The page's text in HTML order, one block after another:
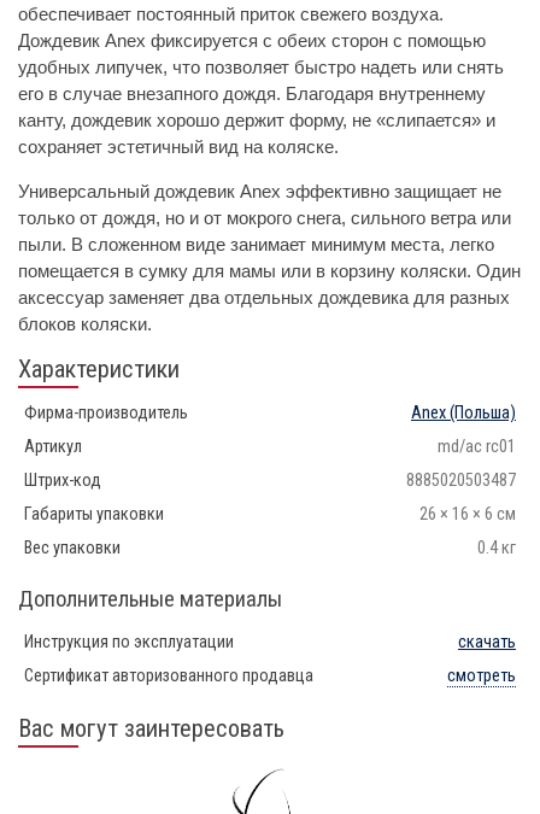
обеспечивает постоянный приток свежего воздуха.
Дождевик Anex фиксируется с обеих сторон с помощью
удобных липучек, что позволяет быстро надеть или снять
его в случае внезапного дождя. Благодаря внутреннему
канту, дождевик хорошо держит форму, не «слипается» и
сохраняет эстетичный вид на коляске.
Универсальный дождевик Anex эффективно защищает не
только от дождя, но и от мокрого снега, сильного ветра или
пыли. В сложенном виде занимает минимум места, легко
помещается в сумку для мамы или в корзину коляски. Один
аксессуар заменяет два отдельных дождевика для разных
блоков коляски.
Характеристики
Фирма-производитель Anex(Польша)
Артикул
md/ac rc01
Штрих-код
8885020503487
Габариты упаковки
26 × 16 × 6 см
Вес упаковки
0.4 кг
Дополнительные материалы
Инструкция по эксплуатации
скачать
Сертификат авторизованного продавца
смотреть
Вас могут заинтересовать